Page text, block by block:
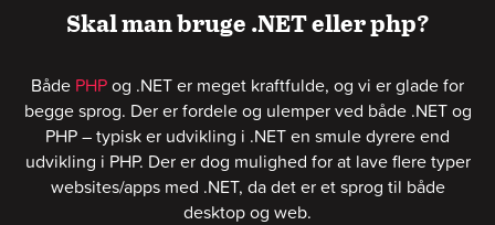
Skal man bruge .NET eller php?
Både PHPog .NET er meget kraftfulde, og vi er glade for
begge sprog. Der er fordele og ulemper ved både .NET og
PHP – typisk er udvikling i .NET en smule dyrere end
udvikling i PHP. Der er dog mulighed for at lave flere typer
websites/apps med .NET, da det er et sprog til både
desktop og web.